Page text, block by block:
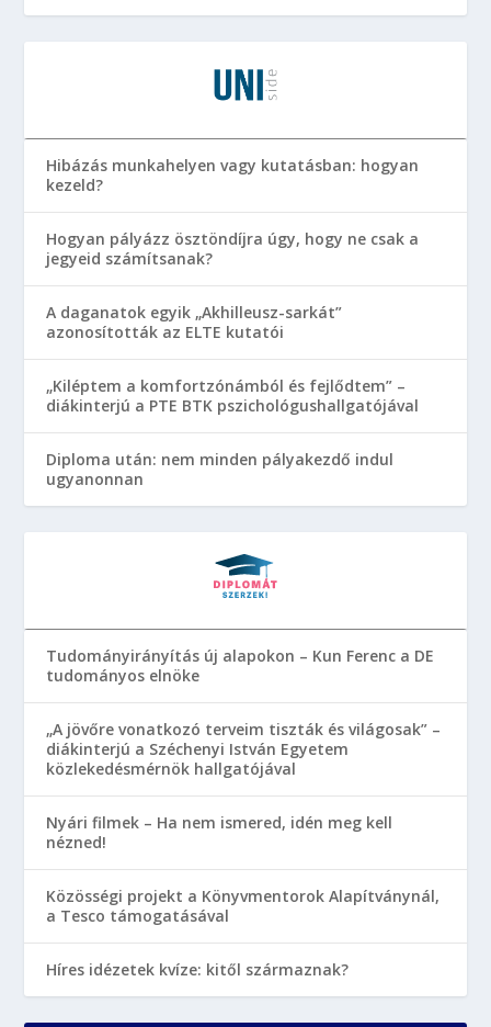
Hibázás munkahelyen vagy kutatásban: hogyan
kezeld?
Hogyan pályázz ösztöndíjra úgy, hogy ne csak a
jegyeid számítsanak?
A daganatok egyik „Akhilleusz-sarkát”
azonosították az ELTE kutatói
„Kiléptem a komfortzónámból és fejlődtem” –
diákinterjú a PTE BTK pszichológushallgatójával
Diploma után: nem minden pályakezdő indul
ugyanonnan
Tudományirányítás új alapokon – Kun Ferenc a DE
tudományos elnöke
„A jövőre vonatkozó terveim tiszták és világosak” –
diákinterjú a Széchenyi István Egyetem
közlekedésmérnök hallgatójával
Nyári filmek – Ha nem ismered, idén meg kell
nézned!
Közösségi projekt a Könyvmentorok Alapítványnál,
a Tesco támogatásával
Híres idézetek kvíze: kitől származnak?